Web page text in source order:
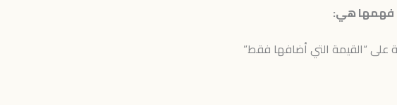
فهمها هي:
“القيمة التي أضافها فقط”